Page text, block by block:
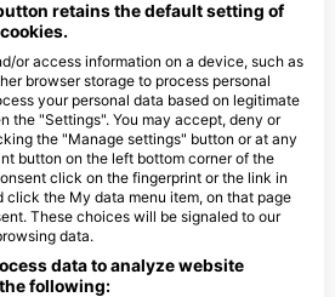
Il-
Islands Tec Dive
МАЛЬТА
retains the default setting of
or access information on a device, such as
browser storage to process personal
your personal data based on legitimate
the "Settings". You may accept, deny or
the "Manage settings" button or at any
button on the left bottom corner of the
click on the fingerprint or the link in
the My data menu item, on that page
These choices will be signaled to our
data.
data to analyze website
following: